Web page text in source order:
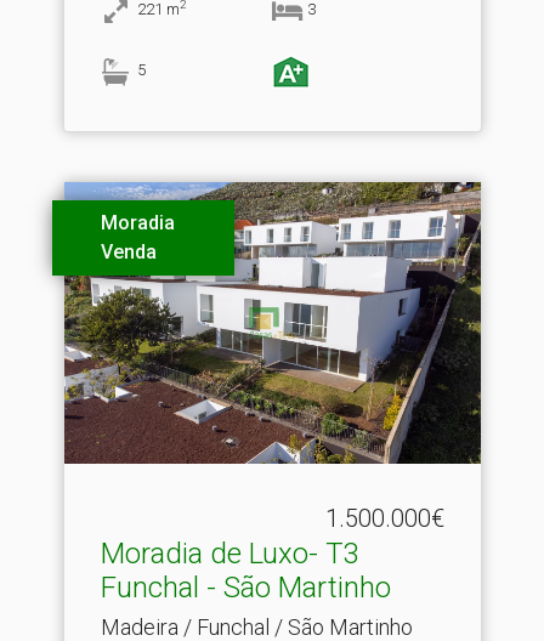
221 m2 3
5
Moradia
Venda
1.500.000€
Moradia de Luxo- T3
Funchal - São Martinho
Madeira / Funchal / São Martinho